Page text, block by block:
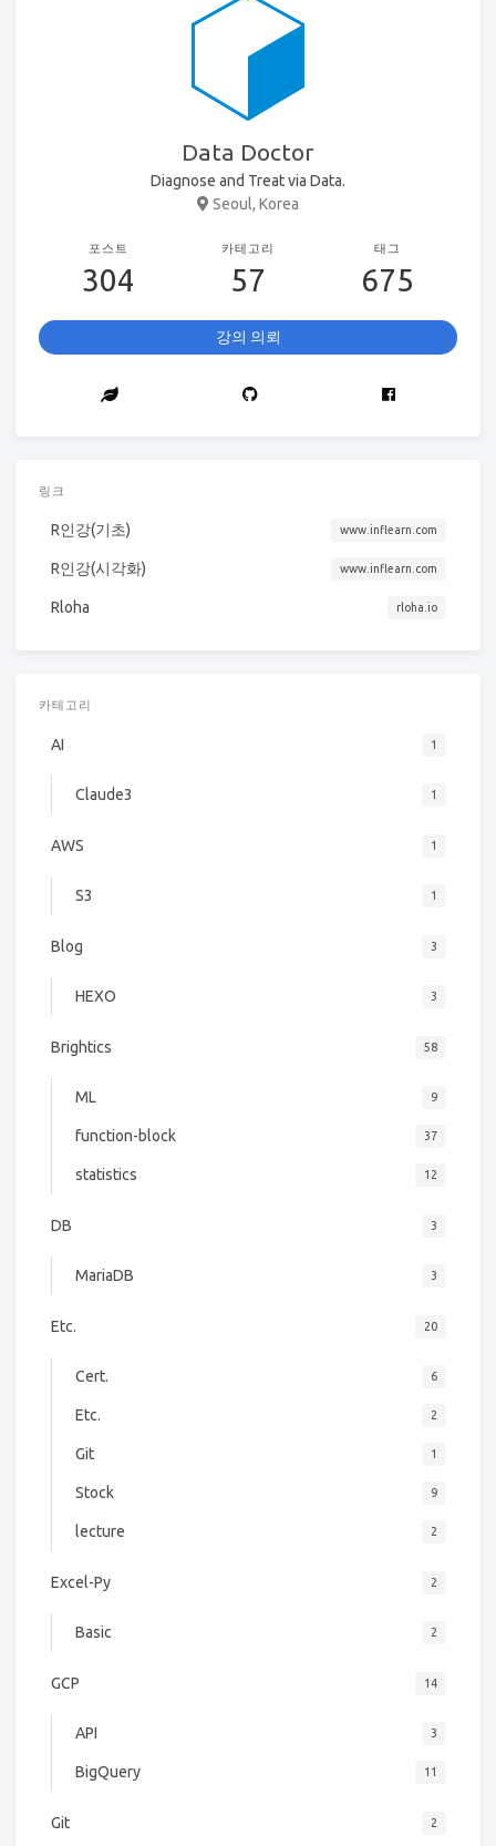
Data Doctor
Diagnose and Treat via Data.
Seoul, Korea
포스트
304
카테고리
57
태그
675
강의 의뢰
링크
R인강(기초) www.inflearn.com
R인강(시각화) www.inflearn.com
Rloha rloha.io
카테고리
AI 1
Claude3 1
AWS 1
S3 1
Blog 3
HEXO 3
Brightics 58
ML 9
function-block 37
statistics 12
DB 3
MariaDB 3
Etc. 20
Cert. 6
Etc. 2
Git 1
Stock 9
lecture 2
Excel-Py 2
Basic 2
GCP 14
API 3
BigQuery 11
Git 2